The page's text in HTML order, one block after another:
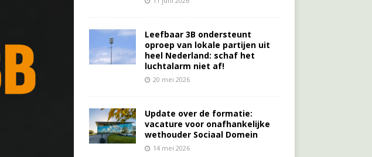
Leefbaar 3B ondersteunt
oproep van lokale partijen uit
heel Nederland: schaf het
luchtalarm niet af!
20 mei 2026
Update over de formatie:
vacature voor onafhankelijke
wethouder Sociaal Domein
14 mei 2026